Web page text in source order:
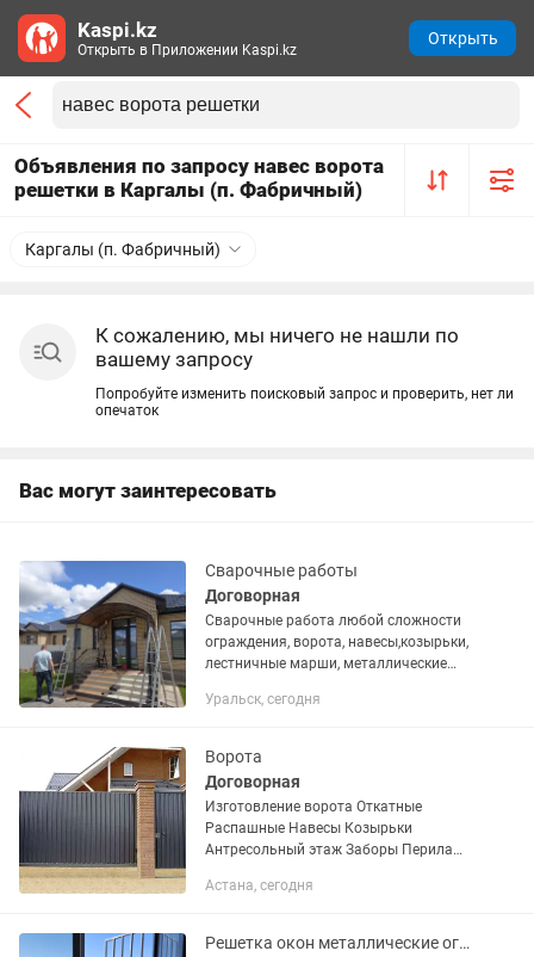
Объявления по запросу навес ворота
решетки в Каргалы (п. Фабричный)
Каргалы (п. Фабричный)
К сожалению, мы ничего не нашли по
вашему запросу
Попробуйте изменить поисковый запрос и проверить, нет ли
опечаток
Вас могут заинтересовать
Сварочные работы
Договорная
Сварочные работа любой сложности
ограждения, ворота, навесы,козырьки,
лестничные марши, металлические
Большой опыт работы. Фото.
Уральск, сегодня
Ворота
Договорная
Изготовление ворота Откатные
Распашные Навесы Козырьки
Антресольный этаж Заборы Перила
Астана, сегодня
Решетка окон металлические ограждения навес ворота и.т .д
Kaspi.kz
Открыть в Приложении Kaspi.kz
Открыть